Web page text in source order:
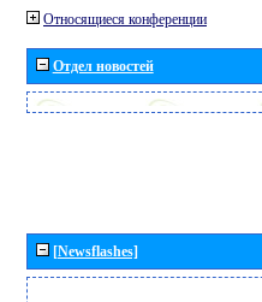
Относящиеся конференции
Отдел новостей
[Newsflashes]